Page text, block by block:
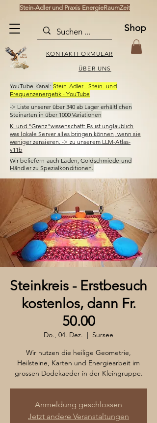
KONTAKTFORMULAR
ÜBER UNS
Shop
Stein-Adler und Praxis EnergieRaumZeit
-> Liste unserer über 340 ab Lager erhältlichen
Steinarten in über 1000 Variationen
Wir beliefern auch Läden,Goldschmiede und
Händler zu Spezialkonditionen.
YouTube-Kanal: Stein-Adler - Stein- und
Frequenzenergetik - YouTube
KI und "Grenz"wissenschaft: Es ist unglaublich
was lokale Server alles bringen können, wenn sie
weniger zensieren. -> zu unserem LLM-Atlas-
v11b
Steinkreis - Erstbesuch
kostenlos, dann Fr.
50.00
Do., 04. Dez.
  |
Sursee
Wir nutzen die heilige Geometrie,
Heilsteine, Karten und Energiearbeit im
grossen Dodekaeder in der Kleingruppe.
Anmeldung geschlossen
Jetzt andere Veranstaltungen